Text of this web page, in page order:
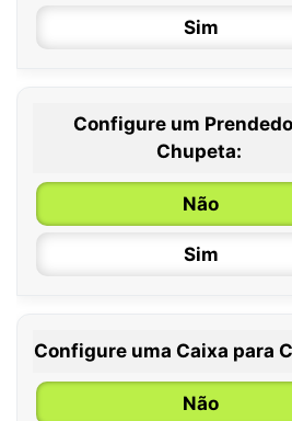
Sim
0 / 6
6 / 36
Configure um
Chupeta:
Não
Sim
Configure uma Caixa para
Não